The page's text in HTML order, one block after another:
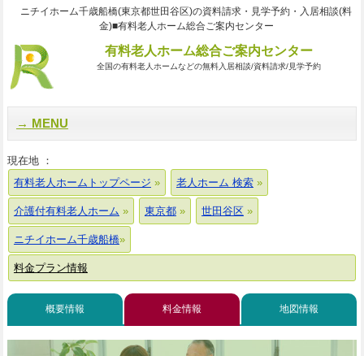
ニチイホーム千歳船橋(東京都世田谷区)の資料請求・見学予約・入居相談(料
金)■有料老人ホーム総合ご案内センター
有料老人ホーム総合ご案内センター
全国の有料老人ホームなどの無料入居相談/資料請求/見学予約
MENU
現在地 ：
有料老人ホームトップページ
老人ホーム 検索
介護付有料老人ホーム 東京都 世田谷区
ニチイホーム千歳船橋
料金プラン情報
概要情報 料金情報 地図情報